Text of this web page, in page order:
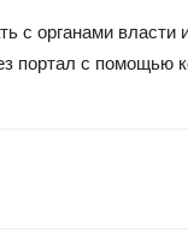
с органами власти
портал с помощью